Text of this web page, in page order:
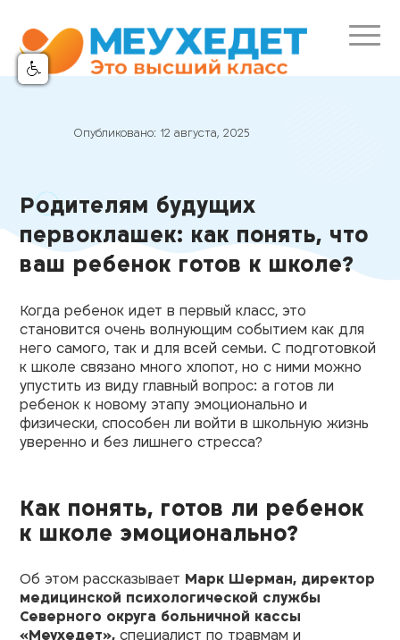
Опубликовано: 12 августа, 2025
Родителям будущих
первоклашек: как понять, что
ваш ребенок готов к школе?
Когда ребенок идет в первый класс, это
становится очень волнующим событием как для
него самого, так и для всей семьи. С подготовкой
к школе связано много хлопот, но с ними можно
упустить из виду главный вопрос: а готов ли
ребенок к новому этапу эмоционально и
физически, способен ли войти в школьную жизнь
уверенно и без лишнего стресса?
Как понять, готов ли ребенок
к школе эмоционально?
Об этом рассказывает Марк Шерман, директор
медицинской психологической службы
Северного округа больничной кассы
«Меухедет», специалист по травмам и